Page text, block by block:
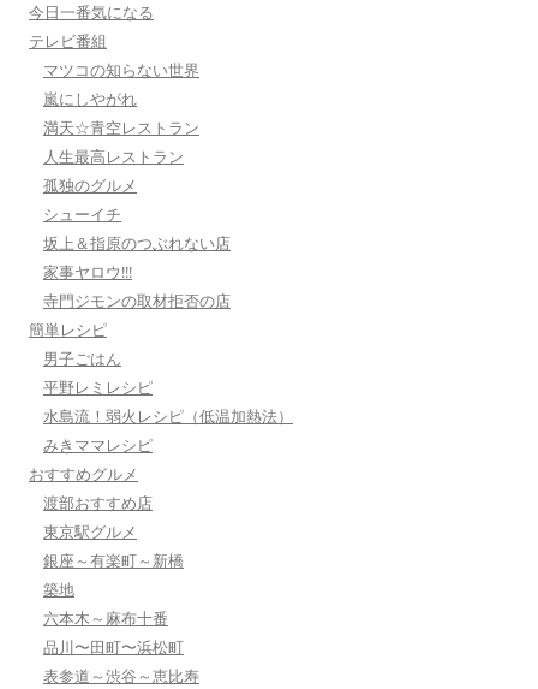
今日一番気になる
テレビ番組
マツコの知らない世界
嵐にしやがれ
満天☆青空レストラン
人生最高レストラン
孤独のグルメ
シューイチ
坂上＆指原のつぶれない店
家事ヤロウ!!!
寺門ジモンの取材拒否の店
簡単レシピ
男子ごはん
平野レミレシピ
水島流！弱火レシピ（低温加熱法）
みきママレシピ
おすすめグルメ
渡部おすすめ店
東京駅グルメ
銀座～有楽町～新橋
築地
六本木～麻布十番
品川〜田町〜浜松町
表参道～渋谷～恵比寿